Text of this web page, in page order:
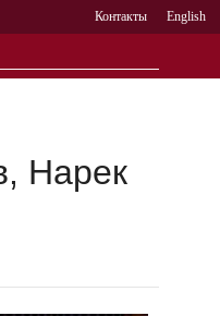
Контакты English
Нарек